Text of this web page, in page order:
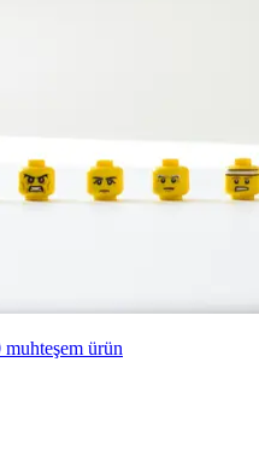
muhteşem ürün